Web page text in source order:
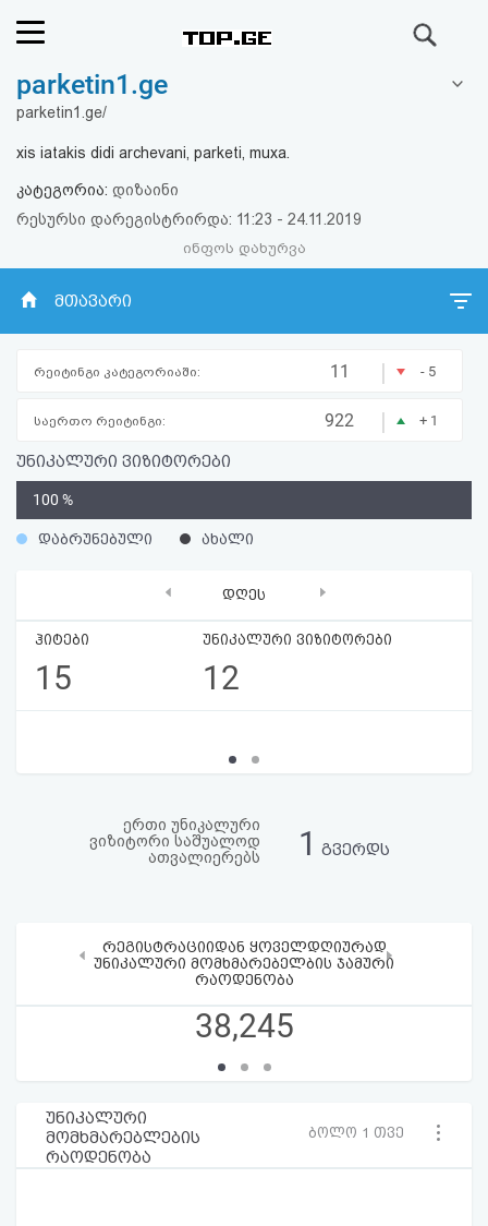
რეიტინგი
ფოსტა
პასუხი
პაროლის
აღდგენა
სალიცენზიო
parketin1.ge
parketin1.ge/
xis iatakis didi archevani, parketi, muxa.
კატეგორია: დიზაინი
რესურსი დარეგისტრირდა: 11:23 - 24.11.2019
ინფოს დახურვა
მთავარი
რეიტინგი კატეგორიაში: 11 | - 5
საერთო რეიტინგი: 922 | + 1
უნიკალური ვიზიტორები
%
100 %
დაბრუნებული ახალი
დღეს
ჰიტები
15
უნიკალური ვიზიტორები
12
‹ ›
ერთი უნიკალური
ვიზიტორი საშუალოდ
ათვალიერებს
1 გვერდს
რეგისტრაციიდან ყოველდღიურად
უნიკალური მომხმარებელბის ჯამური
რაოდენობა
38,245
‹ ›
უნიკალური
მომხმარებლების
რაოდენობა
ბოლო 1 თვე